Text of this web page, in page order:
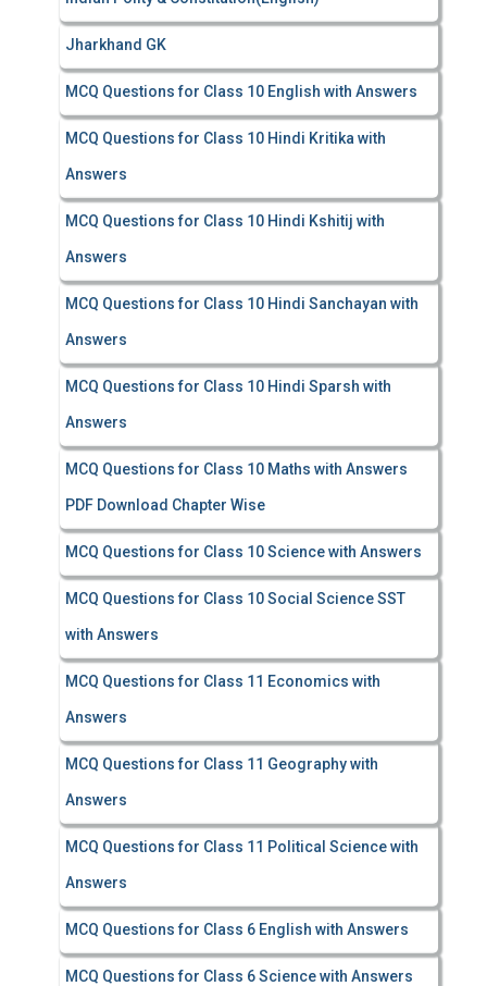
Jharkhand GK
MCQ Questions for Class 10 English with Answers
MCQ Questions for Class 10 Hindi Kritika with
Answers
MCQ Questions for Class 10 Hindi Kshitij with
Answers
MCQ Questions for Class 10 Hindi Sanchayan with
Answers
MCQ Questions for Class 10 Hindi Sparsh with
Answers
MCQ Questions for Class 10 Maths with Answers
PDF Download Chapter Wise
MCQ Questions for Class 10 Science with Answers
MCQ Questions for Class 10 Social Science SST
with Answers
MCQ Questions for Class 11 Economics with
Answers
MCQ Questions for Class 11 Geography with
Answers
MCQ Questions for Class 11 Political Science with
Answers
MCQ Questions for Class 6 English with Answers
MCQ Questions for Class 6 Science with Answers